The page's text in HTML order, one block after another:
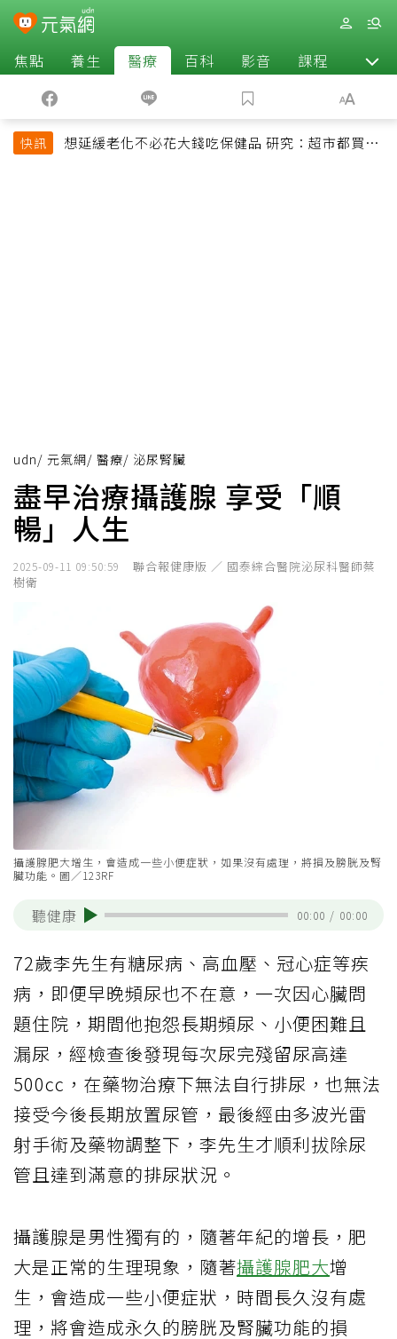
焦點 養生 醫療 百科 影音 課程 退休
快訊
想延緩老化不必花大錢吃保健品 研究：超市都買得
udn/ 元氣網/ 醫療/ 泌尿腎臟
盡早治療攝護腺 享受「順
暢」人生
2025-09-11 09:50:59
聯合報健康版 ／ 國泰綜合醫院泌尿科醫師蔡
樹衛
攝護腺肥大增生，會造成一些小便症狀，如果沒有處理，將損及膀胱及腎
臟功能。圖／123RF
聽健康 00:00 / 00:00
72歲李先生有糖尿病、高血壓、冠心症等疾
病，即便早晚頻尿也不在意，一次因心臟問
題住院，期間他抱怨長期頻尿、小便困難且
漏尿，經檢查後發現每次尿完殘留尿高達
500cc，在藥物治療下無法自行排尿，也無法
接受今後長期放置尿管，最後經由多波光雷
射手術及藥物調整下，李先生才順利拔除尿
管且達到滿意的排尿狀況。
攝護腺是男性獨有的，隨著年紀的增長，肥
大是正常的生理現象，隨著攝護腺肥大增
生，會造成一些小便症狀，時間長久沒有處
理，將會造成永久的膀胱及腎臟功能的損